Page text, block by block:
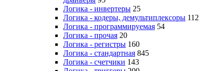
Логика - инвертеры 25
Логика - кодеры, демультиплексоры 112
Логика - программируемая 54
Логика - прочая 20
Логика - регистры 160
Логика - стандартная 845
Логика - счетчики 143